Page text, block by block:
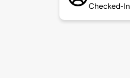
Checked-In